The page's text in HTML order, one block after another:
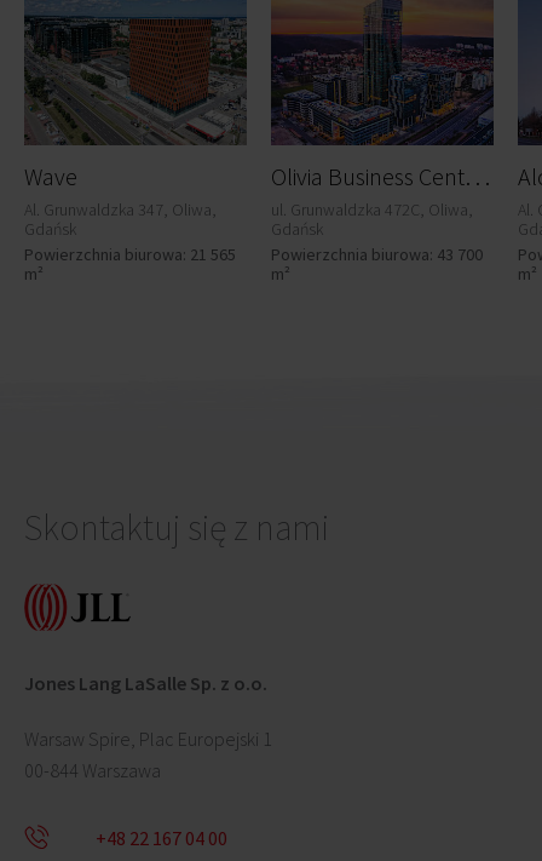
Wave
Al. Grunwaldzka 347, Oliwa,
Gdańsk
Powierzchnia biurowa: 21 565
m²
O
livia Business Centre - Olivia Star
ul. Grunwaldzka 472C, Oliwa,
Gdańsk
Powierzchnia biurowa: 43 700
m²
Al.
m²
Skontaktuj się z nami
Jones Lang LaSalle Sp. z o.o.
Warsaw Spire, Plac Europejski 1
00-844 Warszawa
+48 22 167 04 00